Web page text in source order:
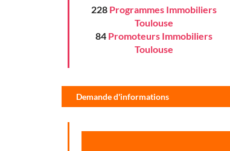
228 Programmes Immobiliers
Toulouse
84 Promoteurs Immobiliers
Toulouse
Demande d'informations